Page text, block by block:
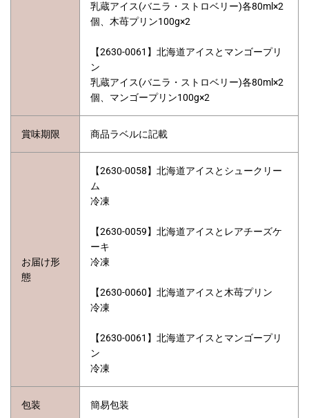
乳蔵アイス(バニラ・ストロベリー)各80ml×2
個、木苺プリン100g×2
【2630-0061】北海道アイスとマンゴープリ
ン
乳蔵アイス(バニラ・ストロベリー)各80ml×2
個、マンゴープリン100g×2
賞味期限 商品ラベルに記載
お届け形
態
【2630-0058】北海道アイスとシュークリー
ム
冷凍
【2630-0059】北海道アイスとレアチーズケ
ーキ
冷凍
【2630-0060】北海道アイスと木苺プリン
冷凍
【2630-0061】北海道アイスとマンゴープリ
ン
冷凍
包装 簡易包装